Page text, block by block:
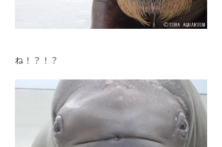
ね！？！？